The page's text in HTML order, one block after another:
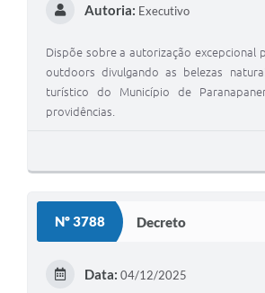
Autoria: Executivo
Dispõe sobre a autorização excepcional
outdoors divulgando as belezas
turístico do Município de
providências.
Nº 3788 Decreto
Data: 04/12/2025